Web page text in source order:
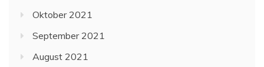
Oktober 2021
September 2021
August 2021